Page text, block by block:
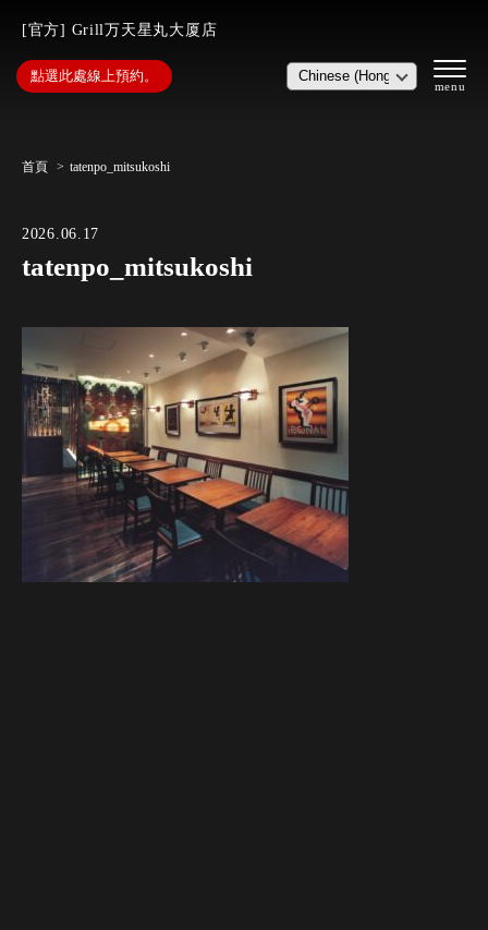
[官方] Grill万天星丸大厦店
點選此處線上預約。
首頁 tatenpo_mitsukoshi
2026.06.17
tatenpo_mitsukoshi